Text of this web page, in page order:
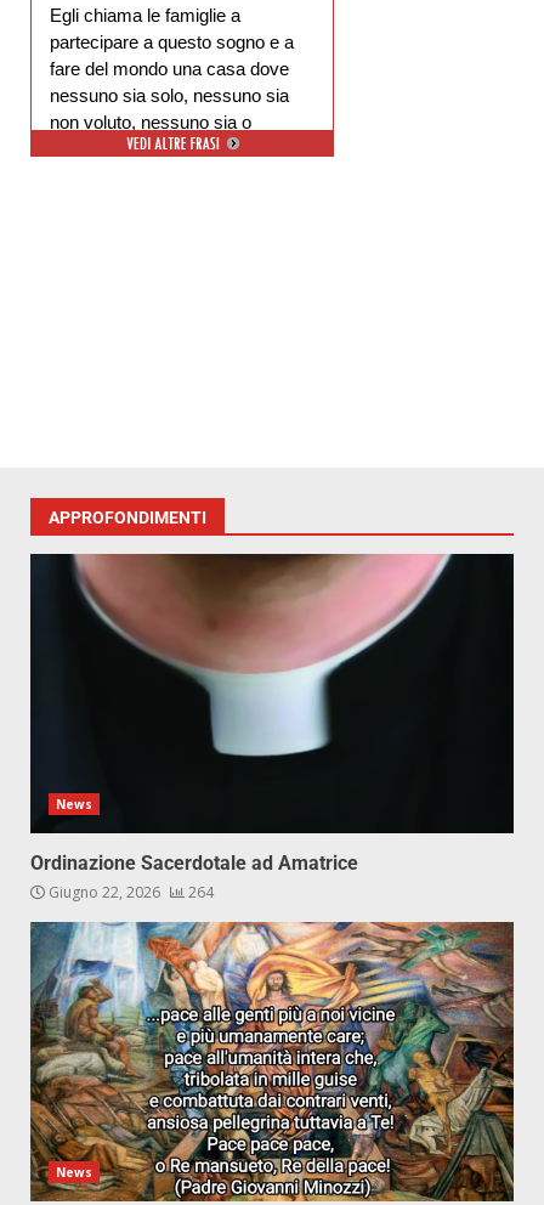
Egli chiama le famiglie a
partecipare a questo sogno e a
fare del mondo una casa dove
nessuno sia solo, nessuno sia
non voluto, nessuno sia o
APPROFONDIMENTI
News
Ordinazione Sacerdotale ad Amatrice
Giugno 22, 2026 264
News